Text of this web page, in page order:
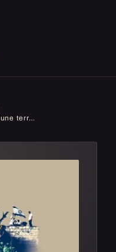
La tragique et fascinante histoire d’une terre promise